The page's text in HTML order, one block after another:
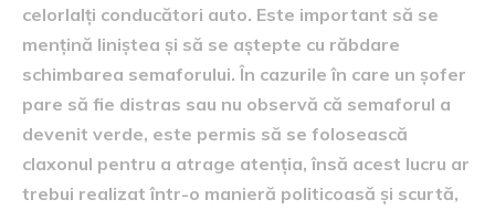
celorlalți conducători auto. Este important să se
mențină liniștea și să se aștepte cu răbdare
schimbarea semaforului. În cazurile în care un șofer
pare să fie distras sau nu observă că semaforul a
devenit verde, este permis să se folosească
claxonul pentru a atrage atenția, însă acest lucru ar
trebui realizat într-o manieră politicoasă și scurtă,